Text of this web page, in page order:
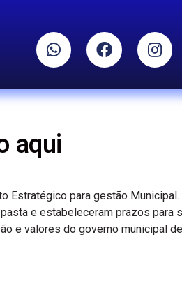
aqui
Estratégico para gestão
e estabeleceram prazos para
e valores do governo municipal